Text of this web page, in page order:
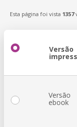
Esta página foi vista 1357
Versão
Versão
ebook